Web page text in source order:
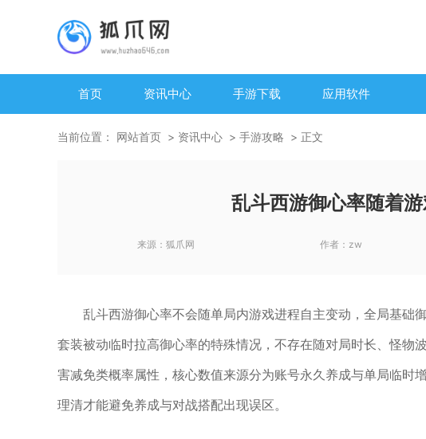
首页 资讯中心 手游下载 应用软件
当前位置： 网站首页 资讯中心 手游攻略 正文
乱斗西游御心率随着
来源： 狐爪网 作者： zw
乱斗西游御心率不会随单局内游戏进程自主变动，全局基础
套装被动临时拉高御心率的特殊情况，不存在随对局时长、怪物
害减免类概率属性，核心数值来源分为账号永久养成与单局临时
理清才能避免养成与对战搭配出现误区。